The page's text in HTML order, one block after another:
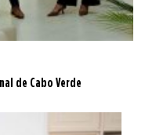
de Cabo Verde